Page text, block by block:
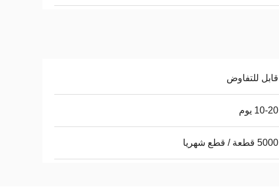
قابل للتفاوض
10-20 يوم
5000 قطعة / قطع شهريا